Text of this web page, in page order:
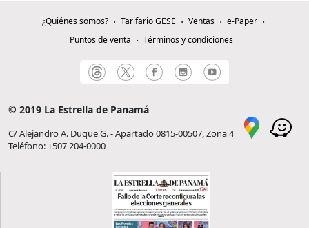
¿Quiénes somos? Tarifario GESE Ventas
e-Paper
Puntos de venta
Términos y condiciones
© 2019 La Estrella de Panamá
C/ Alejandro A. Duque G. - Apartado 0815-00507, Zona 4
Teléfono: +507 204-0000